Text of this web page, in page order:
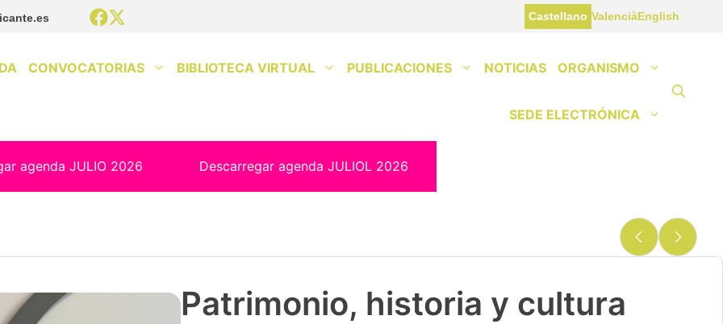
Castellano ValenciàEnglish
CONVOCATORIAS BIBLIOTECA VIRTUAL PUBLICACIONES NOTICIAS ORGANISMO
SEDE ELECTRÓNICA
agenda JULIO 2026 Descarregar agenda JULIOL 2026
Patrimonio, historia y cultura